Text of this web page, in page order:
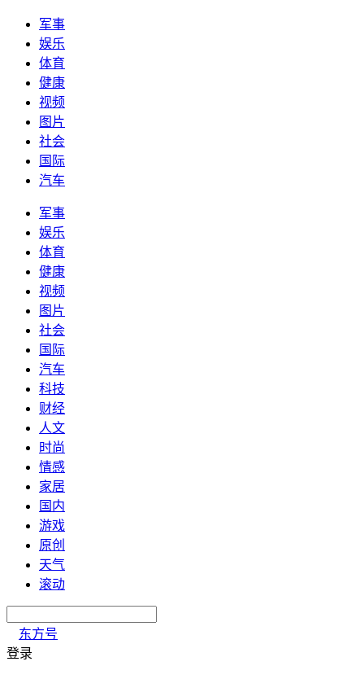
军事
娱乐
体育
健康
视频
图片
社会
国际
汽车
军事
娱乐
体育
健康
视频
图片
社会
国际
汽车
科技
财经
人文
时尚
情感
家居
国内
游戏
原创
天气
滚动
东方号
登录